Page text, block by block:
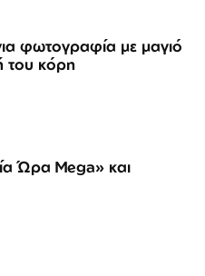
φωτογραφία με μαγιό
του κόρη
Ώρα Mega» και